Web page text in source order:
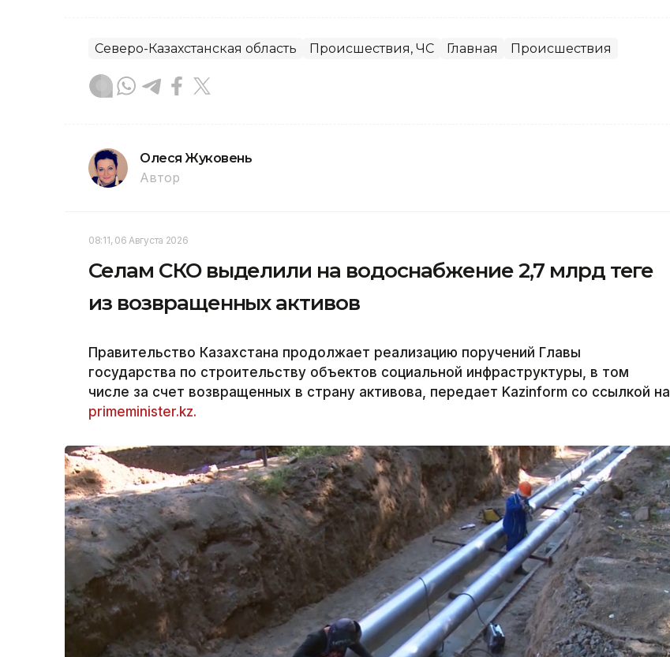
Северо-Казахстанская область Происшествия, ЧС Главная Происшествия
Олеся Жуковень
Автор
08:11, 06 Августа 2026
Селам СКО выделили на водоснабжение 2,7 млрд теңге
из возвращенных активов
Правительство Казахстана продолжает реализацию поручений Главы
государства по строительству объектов социальной инфраструктуры, в том
числе за счет возвращенных в страну активова, передает Kazinform со ссылкой на
primeminister.kz.